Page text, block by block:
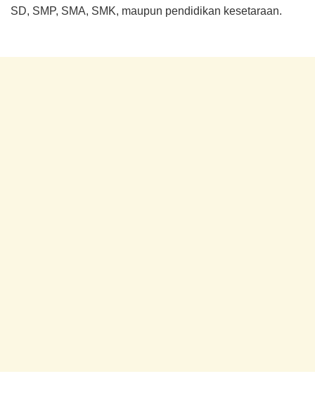
SD, SMP, SMA, SMK, maupun pendidikan kesetaraan.